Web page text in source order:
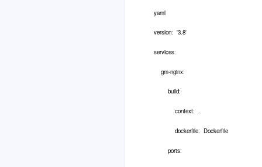
yaml
version: '3.8'
services:
gm-nginx:
build:
context: .
dockerfile: Dockerfile
ports: